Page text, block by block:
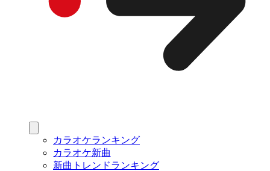
カラオケランキング
カラオケ新曲
新曲トレンドランキング